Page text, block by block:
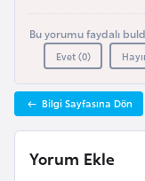
Bu yorumu faydalı
Evet (0)
Bilgi Sayfasına Dön
Yorum Ekle
a
d
ş
B
e